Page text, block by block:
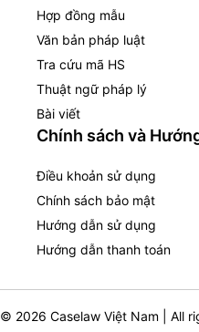
Hợp đồng mẫu
Văn bản pháp luật
Tra cứu mã HS
Thuật ngữ pháp lý
Bài viết
Chính sách và
Điều khoản sử dụng
Chính sách bảo mật
Hướng dẫn sử dụng
Hướng dẫn thanh toán
© 2026 Caselaw Việt Nam | All